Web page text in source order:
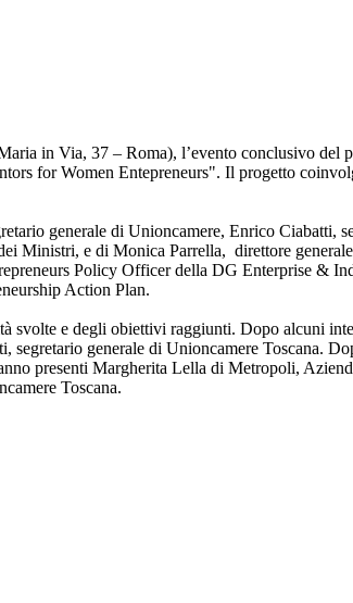
in Via, 37 – Roma), l’evento conclusivo del
for Women Entepreneurs". Il progetto
generale di Unioncamere, Enrico Ciabatti,
Ministri, e di Monica Parrella, direttore
Policy Officer della DG Enterprise &
Action Plan.
svolte e degli obiettivi raggiunti. Dopo alcuni
generale di Unioncamere Toscana.
presenti Margherita Lella di Metropoli,
Toscana.